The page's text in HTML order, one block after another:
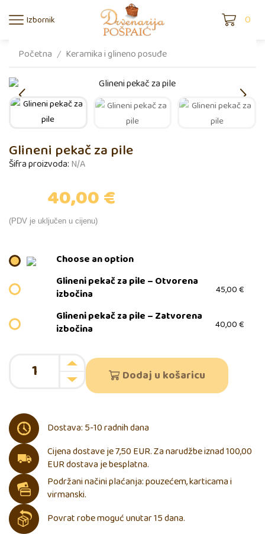
Izbornik 0
Početna / Keramika i glineno posuđe
Glineni pekač za pile
Šifra proizvoda: N/A
40,00€
(PDV je uključen u cijenu)
Choose an option
Glineni pekač za pile – Otvorena
izbočina
45,00€
Glineni pekač za pile – Zatvorena
izbočina
40,00€
Dodaj u košaricu
Dostava: 5-10 radnih dana
Cijena dostave je 7,50 EUR. Za narudžbe iznad 100,00
EUR dostava je besplatna.
Podržani načini plaćanja: pouzećem, karticama i
virmanski.
Povrat robe moguć unutar 15 dana.